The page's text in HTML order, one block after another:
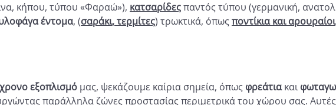
κήπου, τύπου «Φαραώ»), κατσαρίδεςπαντός τύπου (γερμανική,
έντομα, (σαράκι, τερμίτες) τρωκτικά, όπως ποντίκια και αρουραίοι
εξοπλισμό μας, ψεκάζουμε καίρια σημεία, όπως φρεάτιακαι
παράλληλα ζώνες προστασίας περιμετρικά του χώρου σας.